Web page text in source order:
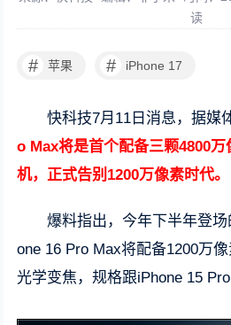
读
# 苹果 # iPhone 17
快科技7月11日消息，据媒
o Max将是首个配备三颗4800
机，正式告别1200万像素时代。
爆料指出，今年下半年登
one 16 Pro Max将配备1200万
光学变焦，规格跟iPhone 15